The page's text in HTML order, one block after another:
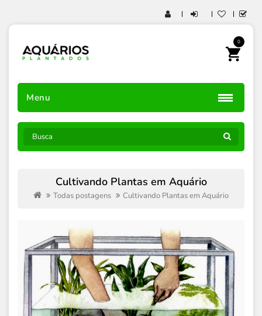
0
Menu
Cultivando Plantas em Aquário
Todas postagens Cultivando Plantas em Aquário